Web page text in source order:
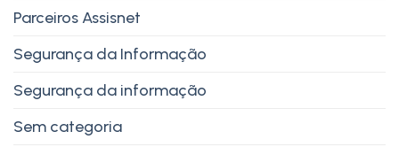
Parceiros Assisnet
Segurança da Informação
Segurança da informação
Sem categoria